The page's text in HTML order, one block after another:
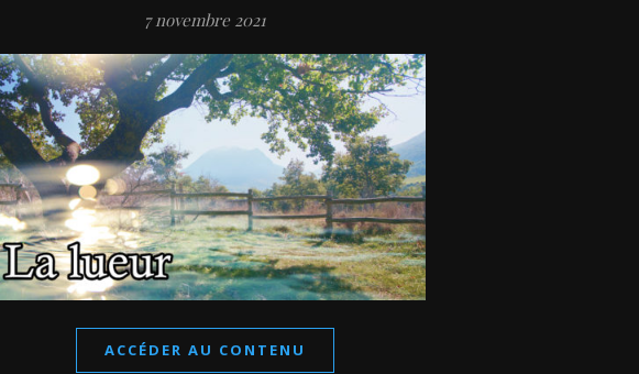
7 novembre 2021
ACCÉDER AU CONTENU